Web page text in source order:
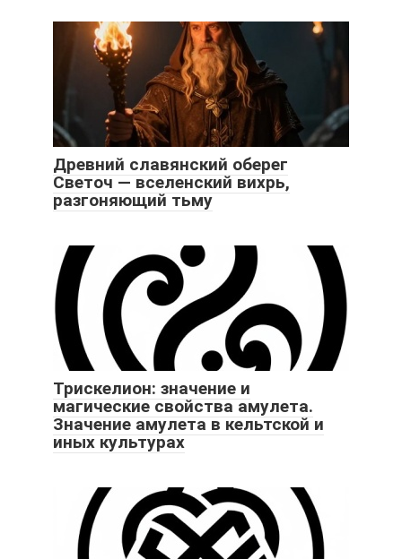
Древний славянский оберег
Светоч — вселенский вихрь,
разгоняющий тьму
Трискелион: значение и
магические свойства амулета.
Значение амулета в кельтской и
иных культурах